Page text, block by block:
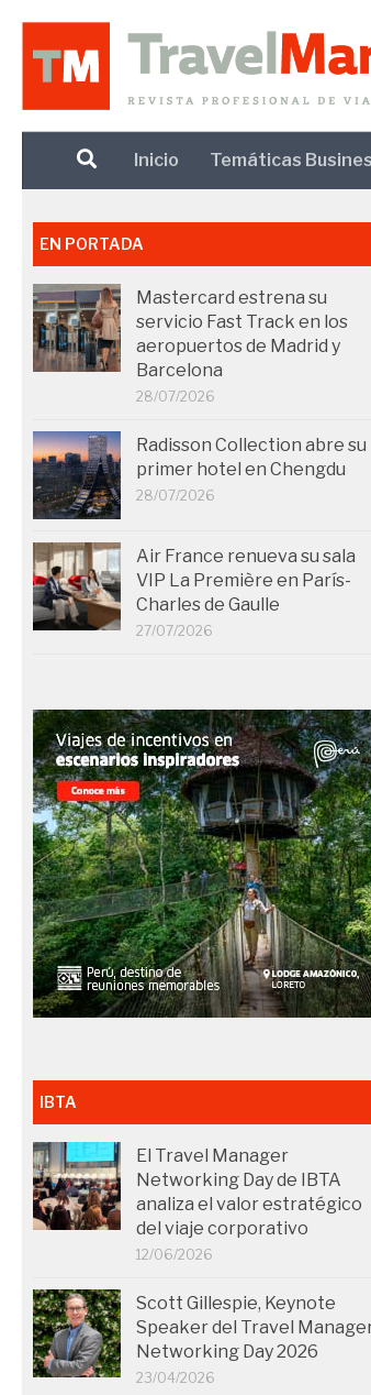
Debajo del contenido
Inicio Temáticas
EN PORTADA
Mastercard estrena su
servicio Fast Track en los
aeropuertos de Madrid y
Barcelona
28/07/2026
Radisson Collection abre su
primer hotel en Chengdu
28/07/2026
Air France renueva su sala
VIP La Première en París-
Charles de Gaulle
27/07/2026
IBTA
El Travel Manager
Networking Day de IBTA
analiza el valor estratégico
del viaje corporativo
12/06/2026
Scott Gillespie, Keynote
Speaker del Travel
Networking Day 2026
23/04/2026